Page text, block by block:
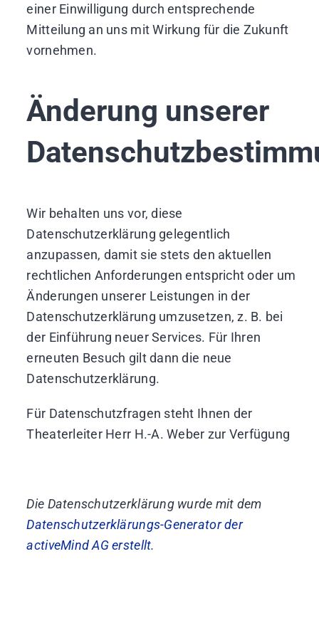
einer Einwilligung durch entsprechende
Mitteilung an uns mit Wirkung für die Zukunft
vornehmen.
Änderung unserer
Wir behalten uns vor, diese
Datenschutzerklärung gelegentlich
anzupassen, damit sie stets den aktuellen
rechtlichen Anforderungen entspricht oder um
Änderungen unserer Leistungen in der
Datenschutzerklärung umzusetzen, z. B. bei
der Einführung neuer Services. Für Ihren
erneuten Besuch gilt dann die neue
Datenschutzerklärung.
Für Datenschutzfragen steht Ihnen der
Theaterleiter Herr H.-A. Weber zur Verfügung
Die Datenschutzerklärung wurde mit dem
Datenschutzerklärungs-Generator der
activeMind AG erstellt.